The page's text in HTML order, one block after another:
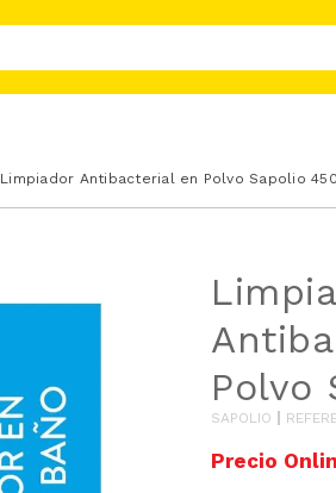
Limpiador Antibacterial en Polvo Sapolio
Polvo
SAPOLIO